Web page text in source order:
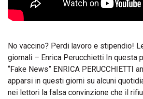
No vaccino? Perdi lavoro e stipendio!
giornali – Enrica Perucchietti In questa
“Fake News” ENRICA PERUCCHIETTI
apparsi in questi giorni su alcuni
nei lettori la falsa convinzione che il